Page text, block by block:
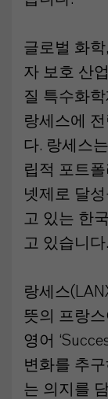
글로벌 화
자 보호 산
질 특수화
랑세스에
다. 랑세스
립적 포트
넷제로 달
고 있는 한
고 있습니다.
랑세스
뜻의 프랑스
영어
변화를 추
는 의지를